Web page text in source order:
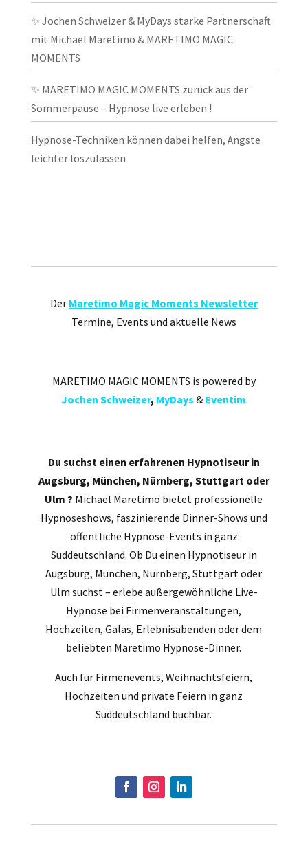
✨ Jochen Schweizer & MyDays starke Partnerschaft
mit Michael Maretimo & MARETIMO MAGIC
MOMENTS
✨ MARETIMO MAGIC MOMENTS zurück aus der
Sommerpause – Hypnose live erleben !
Hypnose-Techniken können dabei helfen, Ängste
leichter loszulassen
Der Maretimo Magic Moments Newsletter
Termine, Events und aktuelle News
MARETIMO MAGIC MOMENTS is powered by
Jochen Schweizer, MyDays & Eventim.
Du suchst einen erfahrenen Hypnotiseur in
Augsburg, München, Nürnberg, Stuttgart oder
Ulm ? Michael Maretimo bietet professionelle
Hypnoseshows, faszinierende Dinner-Shows und
öffentliche Hypnose-Events in ganz
Süddeutschland. Ob Du einen Hypnotiseur in
Augsburg, München, Nürnberg, Stuttgart oder
Ulm suchst – erlebe außergewöhnliche Live-
Hypnose bei Firmenveranstaltungen,
Hochzeiten, Galas, Erlebnisabenden oder dem
beliebten Maretimo Hypnose-Dinner.
Auch für Firmenevents, Weihnachtsfeiern,
Hochzeiten und private Feiern in ganz
Süddeutschland buchbar.